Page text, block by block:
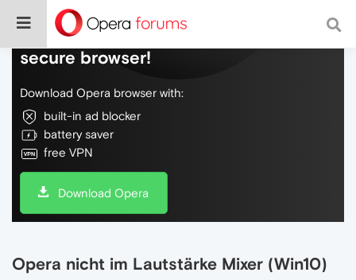
Do more on the web, with a fast and
secure browser!
Download Opera browser with:
built-in ad blocker
battery saver
free VPN
Download Opera
Opera nicht im Lautstärke Mixer (Win10)